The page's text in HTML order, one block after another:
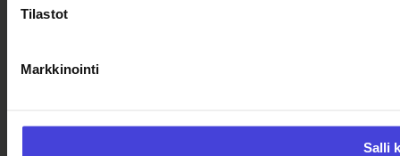
Tilastot
Markkinointi
Salli